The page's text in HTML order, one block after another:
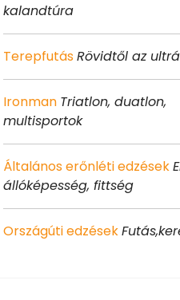
kalandtúra
TerepfutásRövidtől az
Ironman Triatlon, duatlon,
multisportok
Általános erőnléti edzések
állóképesség, fittség
Országúti edzések